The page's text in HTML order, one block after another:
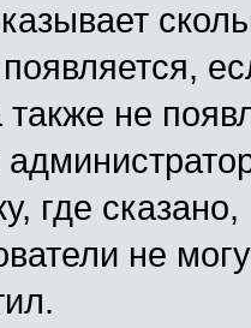
не
где
не